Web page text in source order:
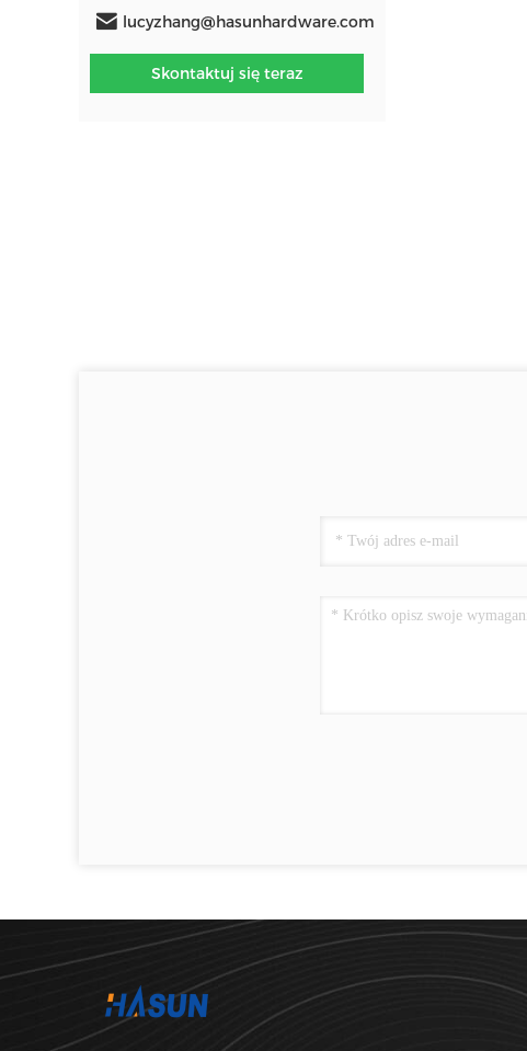
lucyzhang@hasunhardware.com
Skontaktuj się teraz